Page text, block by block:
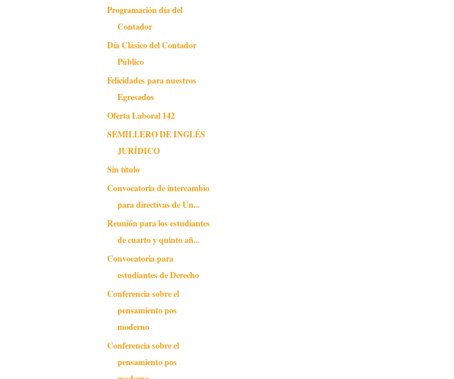
Programación día del
Contador
Día Clásico del Contador
Público
Felicidades para nuestros
Egresados
Oferta Laboral 142
SEMILLERO DE INGLÉS
JURÍDICO
Sin título
Convocatoria de intercambio
para directivas de Un...
Reunión para los estudiantes
de cuarto y quinto añ...
Convocatoria para
estudiantes de Derecho
Conferencia sobre el
pensamiento pos
moderno
Conferencia sobre el
pensamiento pos